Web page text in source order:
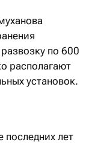
по 600
располагают
установок.
последних лет